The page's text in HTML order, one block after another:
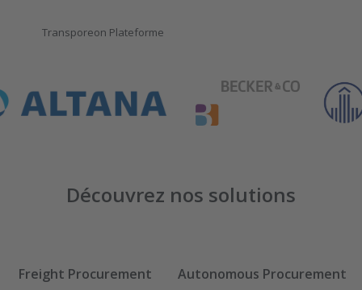
Transporeon Plateforme
Découvrez nos solutions
Freight Procurement Autonomous Procurement